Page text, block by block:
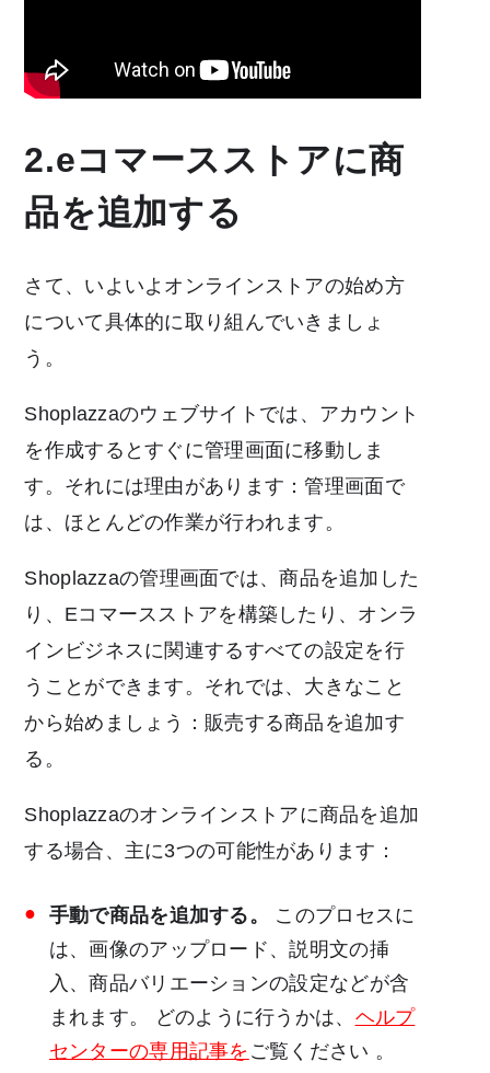
2.eコマースストアに商
品を追加する
さて、いよいよオンラインストアの始め方
について具体的に取り組んでいきましょ
う。
Shoplazzaのウェブサイトでは、アカウント
を作成するとすぐに管理画面に移動しま
す。それには理由があります：管理画面で
は、ほとんどの作業が行われます。
Shoplazzaの管理画面では、商品を追加した
り、Eコマースストアを構築したり、オンラ
インビジネスに関連するすべての設定を行
うことができます。それでは、大きなこと
から始めましょう：販売する商品を追加す
る。
Shoplazzaのオンラインストアに商品を追加
する場合、主に3つの可能性があります：
手動で商品を追加する。 このプロセスに
は、画像のアップロード、説明文の挿
入、商品バリエーションの設定などが含
まれます。
どのように行うかは、 ヘルプ
センターの専用記事を ご覧ください 。